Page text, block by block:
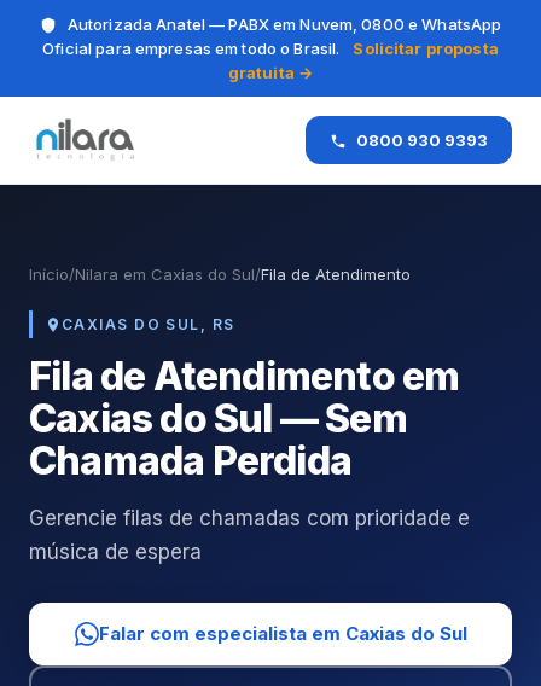
Autorizada Anatel — PABX em Nuvem, 0800 e WhatsApp
Oficial para empresas em todo o Brasil.
Solicitar proposta
gratuita →
0800 930 9393
Início/Nilara em Caxias do Sul/Fila de Atendimento
CAXIAS DO SUL, RS
Fila de Atendimento em
Caxias do Sul — Sem
Chamada Perdida
Gerencie filas de chamadas com prioridade e
música de espera
Falar com especialista em Caxias do Sul